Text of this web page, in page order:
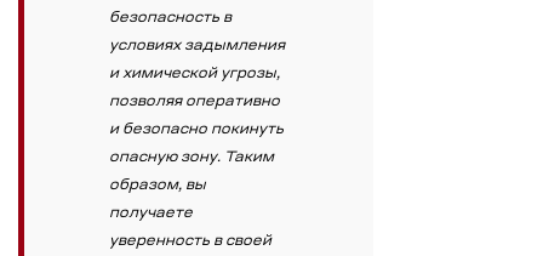
безопасность в
условиях задымления
и химической угрозы,
позволяя оперативно
и безопасно покинуть
опасную зону. Таким
образом, вы
получаете
уверенность в своей